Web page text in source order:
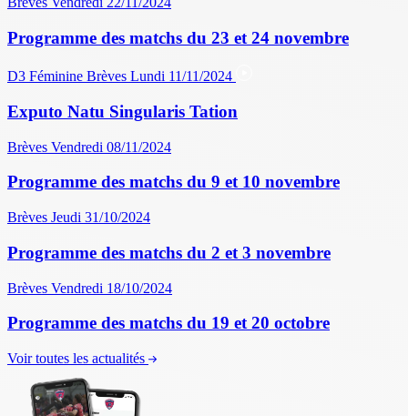
Programme des matchs du 23 et 24 novembre
D3 Féminine Brèves Lundi 11/11/2024
Exputo Natu Singularis Tation
Brèves Vendredi 08/11/2024
Programme des matchs du 9 et 10 novembre
Brèves Jeudi 31/10/2024
Programme des matchs du 2 et 3 novembre
Brèves Vendredi 18/10/2024
Programme des matchs du 19 et 20 octobre
Voir toutes les actualités